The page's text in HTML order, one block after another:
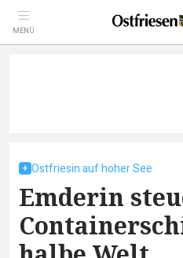
MENÜ
Ostfriesin auf hoher See
Emderin